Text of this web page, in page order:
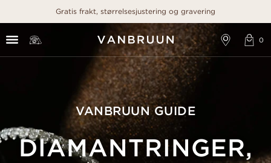
Gratis frakt, størrelsesjustering og gravering
VANBRUUN GUIDE
DIAMANTRINGER,